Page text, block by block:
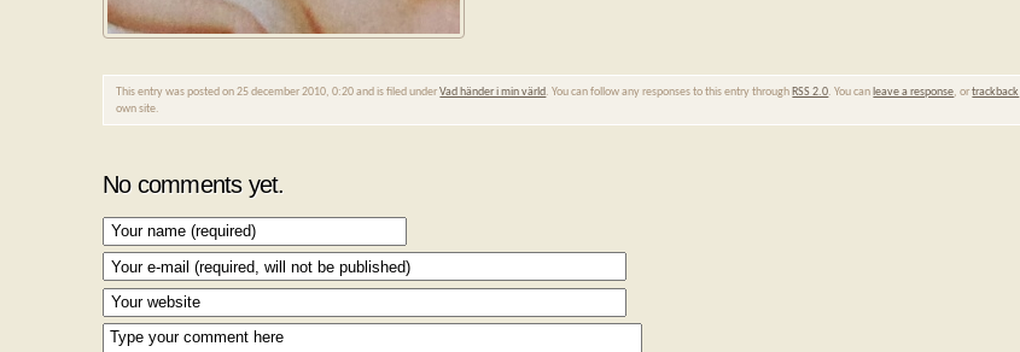
This entry was posted on 25 december 2010, 0:20 and is filed underVad händer i min värld. You can follow any responses to this entry through RSS 2.0. You can leave a response, ortrackback
own site.
No comments yet.